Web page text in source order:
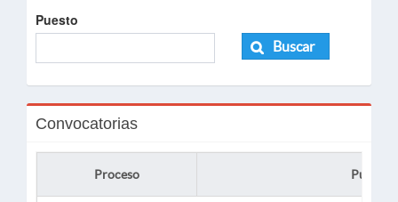
Puesto
Buscar
Convocatorias
Proceso Puesto